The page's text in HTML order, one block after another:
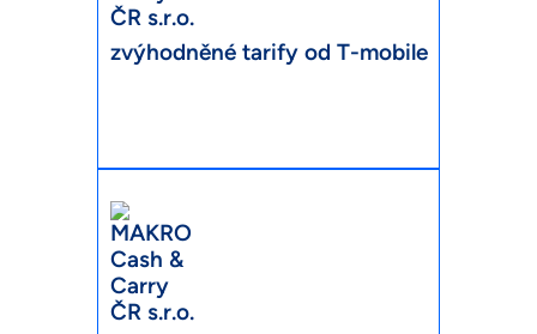
zvýhodněné tarify od T-mobile